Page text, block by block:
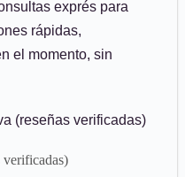
exprés para
rápidas,
el momento, sin
(reseñas verificadas)
verificadas)